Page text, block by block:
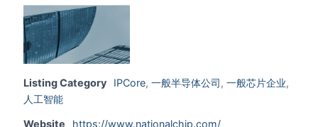
Listing Category IPCore, 一般半导体公司, 一般芯片企业,
人工智能
Website https://www.nationalchip.com/